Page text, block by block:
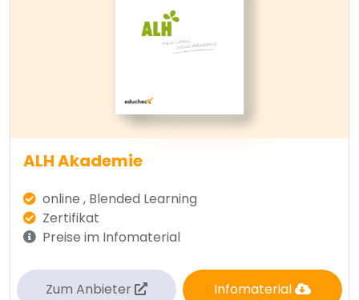
ALH Akademie
online , Blended Learning
Zertifikat
Preise im Infomaterial
Zum Anbieter Infomaterial